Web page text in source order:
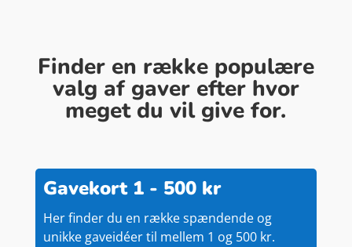
Finder en række populære
valg af gaver efter hvor
meget du vil give for.
Gavekort 1 - 500 kr
Her finder du en række spændende og
unikke gaveidéer til mellem 1 og 500 kr.